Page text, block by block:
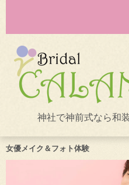
神社で神前式なら和
女優メイク＆フォト体験